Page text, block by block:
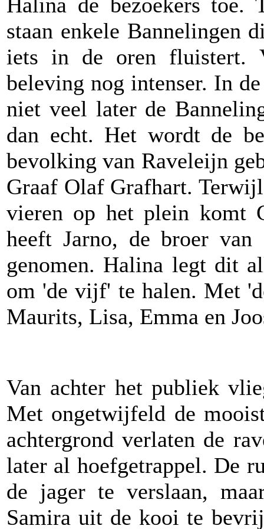
staan enkele Bannelingen
iets in de oren fluistert.
beleving nog intenser. In
niet veel later de
dan echt. Het wordt de
bevolking van Raveleijn
Graaf Olaf Grafhart.
vieren op het plein komt
heeft Jarno, de broer van
genomen. Halina legt dit
om 'de vijf' te halen. Met
Maurits, Lisa, Emma en
Van achter het publiek
Met ongetwijfeld de
achtergrond verlaten de
later al hoefgetrappel. De
de jager te verslaan,
Samira uit de kooi te